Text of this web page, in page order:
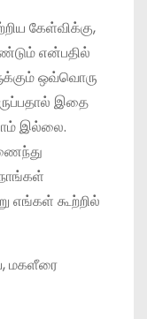
கேள்விக்கு,
என்பதில்
ஒவ்வொரு
இதை
இல்லை.
கூற்றில்
மகளீரை